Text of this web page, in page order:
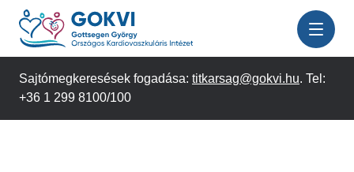
Ugrás
tartalomra
Sajtómegkeresések fogadása: titkarsag@gokvi.hu. Tel:
+36 1 299 8100/100